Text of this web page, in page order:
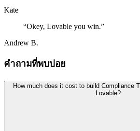
Kate
“Okey, Lovable you win.”
Andrew B.
คำถามที่พบบ่อย
How much does it cost to build Compliance
Lovable?